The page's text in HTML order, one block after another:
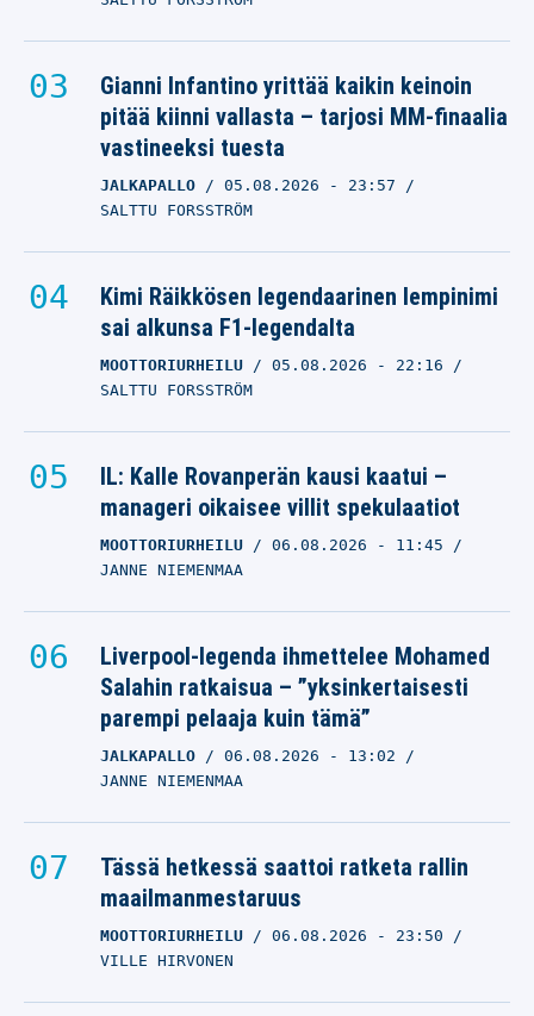
Gianni Infantino yrittää kaikin keinoin
pitää kiinni vallasta – tarjosi MM-finaalia
vastineeksi tuesta
JALKAPALLO 05.08.2026 - 23:57
SALTTU FORSSTRÖM
Kimi Räikkösen legendaarinen lempinimi
sai alkunsa F1-legendalta
MOOTTORIURHEILU 05.08.2026 - 22:16
SALTTU FORSSTRÖM
IL: Kalle Rovanperän kausi kaatui –
manageri oikaisee villit spekulaatiot
MOOTTORIURHEILU 06.08.2026 - 11:45
JANNE NIEMENMAA
Liverpool-legenda ihmettelee Mohamed
Salahin ratkaisua – ”yksinkertaisesti
parempi pelaaja kuin tämä”
JALKAPALLO 06.08.2026 - 13:02
JANNE NIEMENMAA
Tässä hetkessä saattoi ratketa rallin
maailmanmestaruus
MOOTTORIURHEILU 06.08.2026 - 23:50
VILLE HIRVONEN